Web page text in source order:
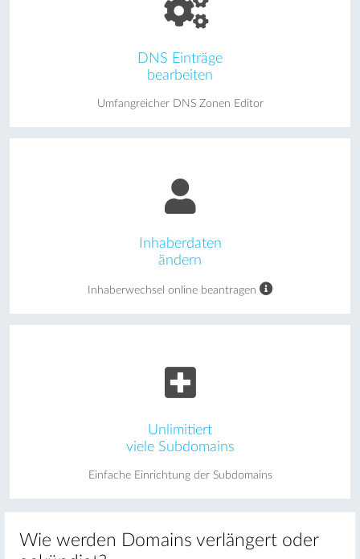
DNS Einträge
bearbeiten
Umfangreicher DNS Zonen Editor
Inhaberdaten
ändern
Inhaberwechsel online beantragen
Unlimitiert
viele Subdomains
Einfache Einrichtung der Subdomains
Wie werden Domains verlängert oder